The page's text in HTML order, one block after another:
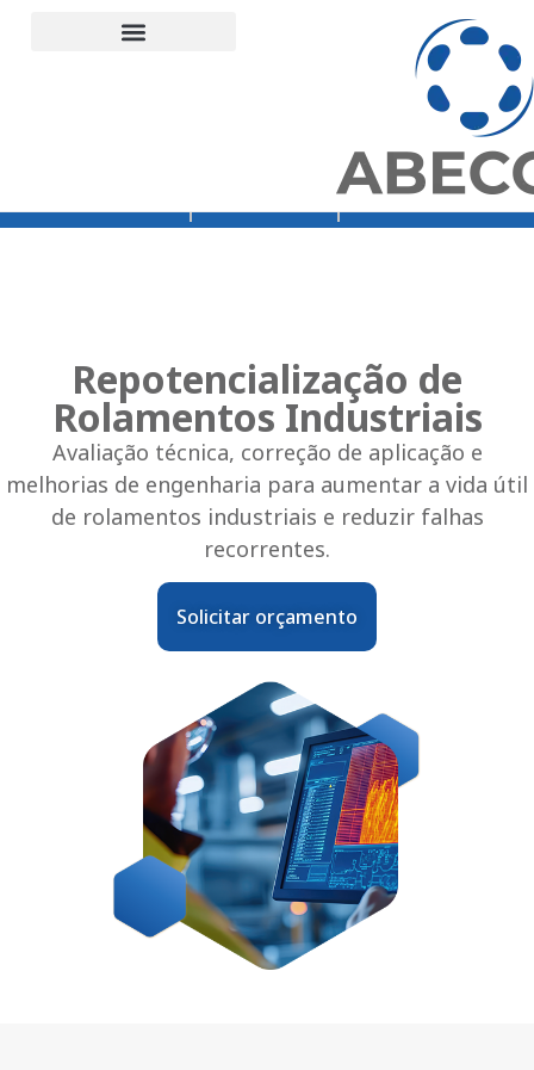
Rede Vibra
Repotencialização de
Rolamentos Industriais
Avaliação técnica, correção de aplicação e
melhorias de engenharia para aumentar a vida útil
de rolamentos industriais e reduzir falhas
recorrentes.
Solicitar orçamento